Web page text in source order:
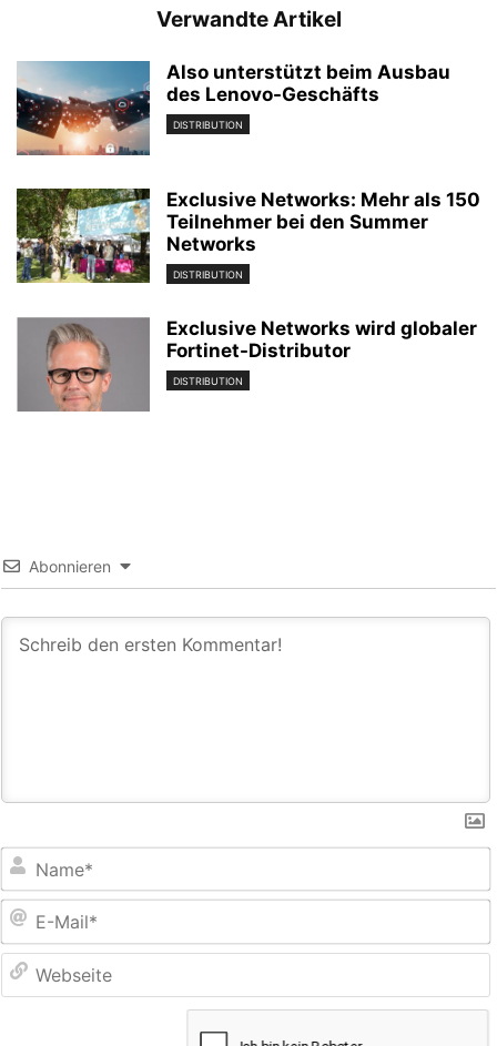
Verwandte Artikel
Also unterstützt beim Ausbau
des Lenovo-Geschäfts
DISTRIBUTION
Exclusive Networks: Mehr als 150
Teilnehmer bei den Summer
Networks
DISTRIBUTION
Exclusive Networks wird globaler
Fortinet-Distributor
DISTRIBUTION
Abonnieren